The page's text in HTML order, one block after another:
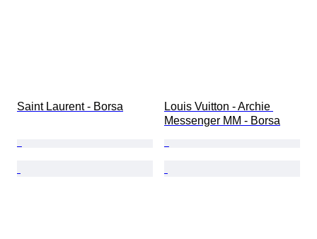
Saint Laurent - Borsa
Louis Vuitton - Archie
Messenger MM - Borsa